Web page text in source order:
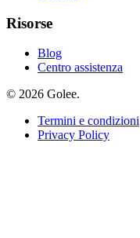
Risorse
Blog
Centro assistenza
© 2026 Golee.
Termini e condizioni
Privacy Policy